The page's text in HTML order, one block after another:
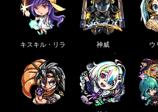
キスキル・リラ 神威 ウ